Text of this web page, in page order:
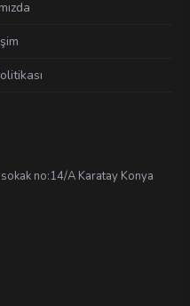
no:14/A Karatay Konya